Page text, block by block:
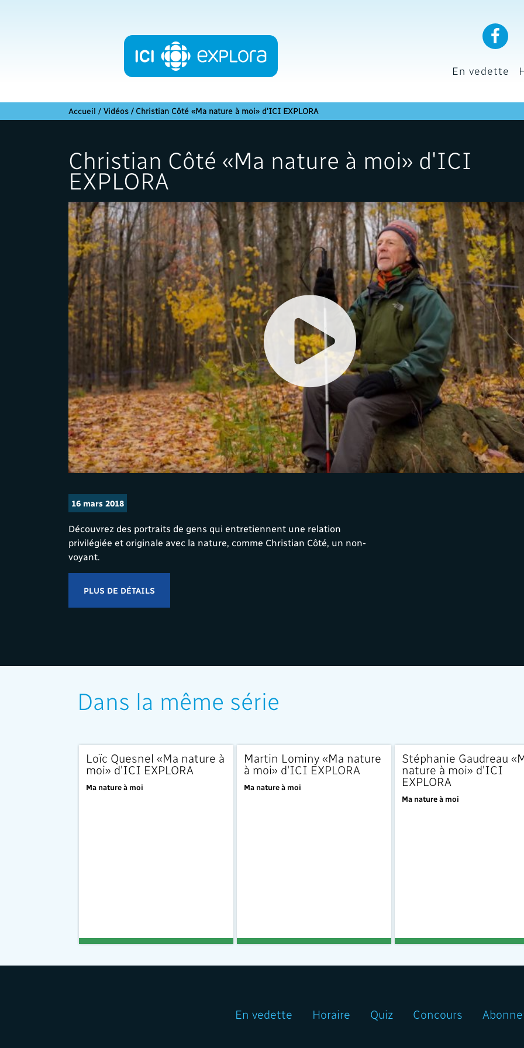
En vedette
Accueil / Vidéos / Christian Côté «Ma nature à moi» d'ICI EXPLORA
Christian Côté «Ma nature à moi» d'ICI
EXPLORA
16 mars 2018
Découvrez des portraits de gens qui entretiennent une relation
privilégiée et originale avec la nature, comme Christian Côté, un non-
voyant.
PLUS DE DÉTAILS
Dans la même série
Loïc Quesnel «Ma nature à
moi» d'ICI EXPLORA
Ma nature à moi
Martin Lominy «Ma nature
à moi» d'ICI EXPLORA
Ma nature à moi
Stéphanie Gaudreau
nature à moi» d'ICI
EXPLORA
Ma nature à moi
En vedette Horaire Quiz Concours